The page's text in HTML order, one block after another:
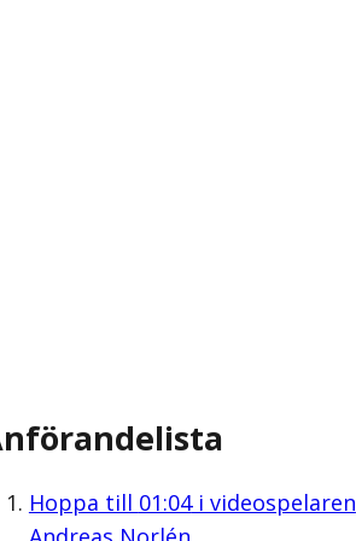
Hoppa till 01:04i videospelaren